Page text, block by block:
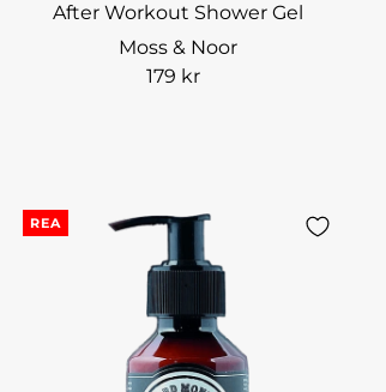
After Workout Shower Gel
Moss & Noor
179 kr
REA